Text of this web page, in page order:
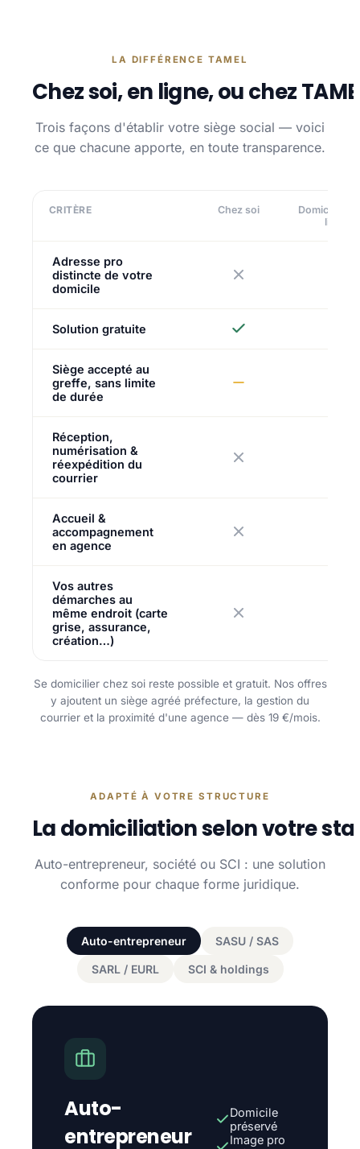
LA DIFFÉRENCE TAMEL
Chez soi, en ligne, ou chez
Trois façons d'établir votre siège social — voici
ce que chacune apporte, en toute transparence.
CRITÈRE Chez soi
ligne
Adresse pro
distincte de votre
domicile
Solution gratuite
Siège accepté au
greffe, sans limite
de durée
Réception,
numérisation &
réexpédition du
courrier
Accueil &
accompagnement
en agence
Vos autres
démarches au
même endroit (carte
grise, assurance,
création…)
Se domicilier chez soi reste possible et gratuit. Nos offres
y ajoutent un siège agréé préfecture, la gestion du
courrier et la proximité d'une agence — dès 19 €/mois.
ADAPTÉ À VOTRE STRUCTURE
La domiciliation selon votre
Auto-entrepreneur, société ou SCI : une solution
conforme pour chaque forme juridique.
Auto-entrepreneur SASU / SAS
SARL / EURL SCI & holdings
Auto-
entrepreneur
Domicile
préservé
Image pro